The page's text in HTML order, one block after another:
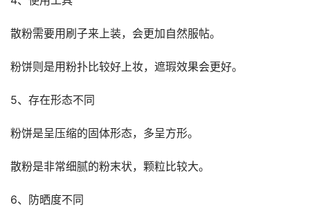
散粉需要用刷子来上装，会更加自然服帖。
粉饼则是用粉扑比较好上妆，遮瑕效果会更好。
5、存在形态不同
粉饼是呈压缩的固体形态，多呈方形。
散粉是非常细腻的粉末状，颗粒比较大。
6、防晒度不同